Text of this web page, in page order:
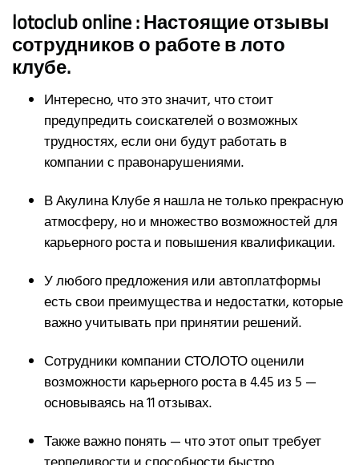
lotoclub online : Настоящие отзывы
сотрудников о работе в лото
клубе.
Интересно, что это значит, что стоит
предупредить соискателей о возможных
трудностях, если они будут работать в
компании с правонарушениями.
В Акулина Клубе я нашла не только прекрасную
атмосферу, но и множество возможностей для
карьерного роста и повышения квалификации.
У любого предложения или автоплатформы
есть свои преимущества и недостатки, которые
важно учитывать при принятии решений.
Сотрудники компании СТОЛОТО оценили
возможности карьерного роста в 4.45 из 5 —
основываясь на 11 отзывах.
Также важно понять — что этот опыт требует